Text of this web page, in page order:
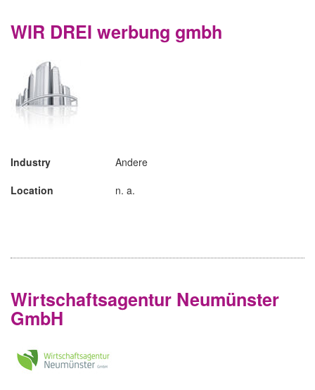
WIR DREI werbung gmbh
Industry
Andere
Location
n. a.
Wirtschaftsagentur Neumünster
GmbH